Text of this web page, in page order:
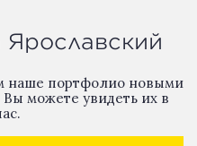
наше портфолио новыми
можете увидеть их в